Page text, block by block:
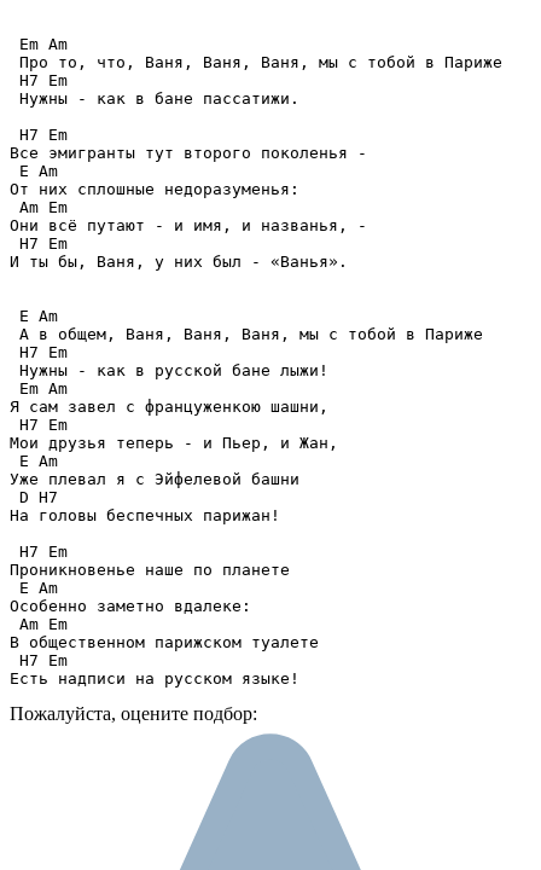
Em Am
Про то, что, Ваня, Ваня, Ваня, мы с тобой в Париже
H7 Em
Нужны - как в бане пассатижи.
H7 Em
Все эмигранты тут второго поколенья -
E Am
От них сплошные недоразуменья:
Am Em
Они всё путают - и имя, и названья, -
H7 Em
И ты бы, Ваня, у них был - «Ванья».
E Am
А в общем, Ваня, Ваня, Ваня, мы с тобой в Париже
H7 Em
Нужны - как в русской бане лыжи!
Em Am
Я сам завел с француженкою шашни,
H7 Em
Мои друзья теперь - и Пьер, и Жан,
E Am
Уже плевал я с Эйфелевой башни
D H7
На головы беспечных парижан!
H7 Em
Проникновенье наше по планете
E Am
Особенно заметно вдалеке:
Am Em
В общественном парижском туалете
H7 Em
Есть надписи на русском языке!
Пожалуйста, оцените подбор: